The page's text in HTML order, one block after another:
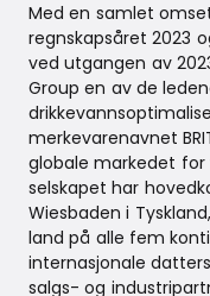
Med en samlet
regnskapsåret 2023
ved utgangen av
Group en av de
merkevarenavnet
globale markedet
selskapet har
Wiesbaden i
land på alle fem
internasjonale
salgs- og